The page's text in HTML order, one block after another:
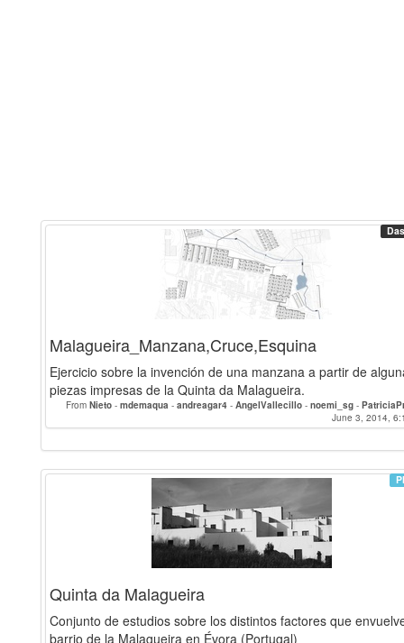
Malagueira_Manzana,Cruce,Esquina
Ejercicio sobre la invención de una manzana a partir de
piezas impresas de la Quinta da Malagueira.
From Nieto - mdemaqua - andreagar4 - AngelVallecillo - noemi_sg -
InmaCasero -
agatheprouteau-
June 3, 2014,
Quinta da Malagueira
Conjunto de estudios sobre los distintos factores que
barrio de la Malagueira en Évora (Portugal)